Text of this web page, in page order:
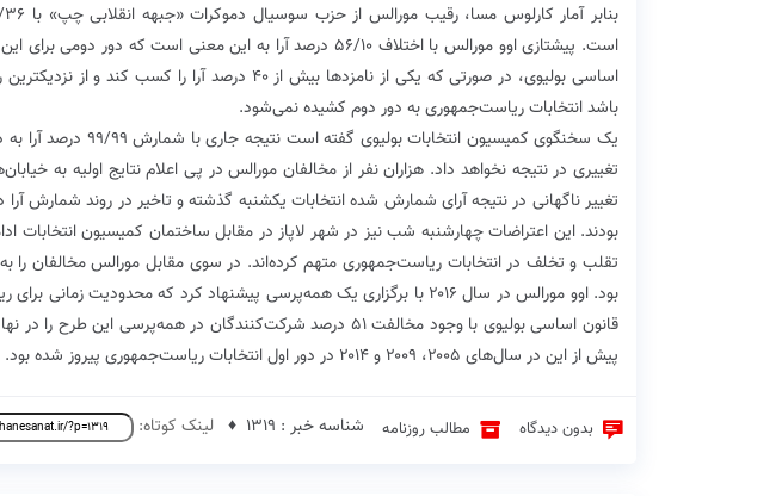
است. پیشتازی اوو مورالس با اختلاف ۵۶/۱۰ درصد آرا به این معنی است
باشد انتخابات ریاست‌جمهوری به دور دوم کشیده نمی‌شود.
تغییری در نتیجه نخواهد داد. هزاران نفر از مخالفان مورالس در پی اعلام نتایج اولیه به
تغییر ناگهانی در نتیجه آرای شمارش شده انتخابات یکشنبه گذشته و تاخیر در روند شمارش
بودند. این اعتراضات چهارشنبه شب نیز در شهر لاپاز در مقابل ساختمان کمیسیون انتخابات
تقلب و تخلف در انتخابات ریاست‌جمهوری متهم کرده‌اند. در سوی مقابل مورالس مخالفان را
بود. اوو مورالس در سال ۲۰۱۶ با برگزاری یک همه‌پرسی پیشنهاد کرد که محدودیت
قانون اساسی بولیوی با وجود مخالفت ۵۱ درصد شرکت‌کنندگان در
پیش از این در سال‌های ۲۰۰۵، ۲۰۰۹ و ۲۰۱۴ در دور اول انتخابات ریاست‌جمهوری پیروز شده بود.
بدون دیدگاه مطالب روزنامه شناسه خبر : 1319 ♦ لینک کوتاه: